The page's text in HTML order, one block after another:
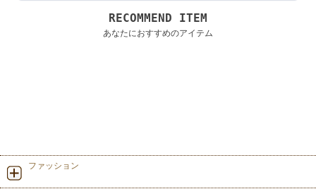
RECOMMEND ITEM
あなたにおすすめのアイテム
ファッション